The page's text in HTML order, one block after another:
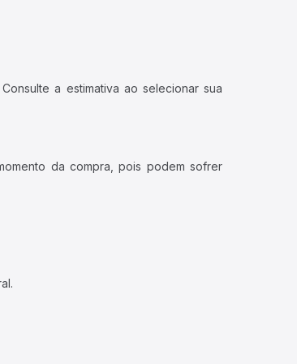
a estimativa ao selecionar sua
da compra, pois podem sofrer